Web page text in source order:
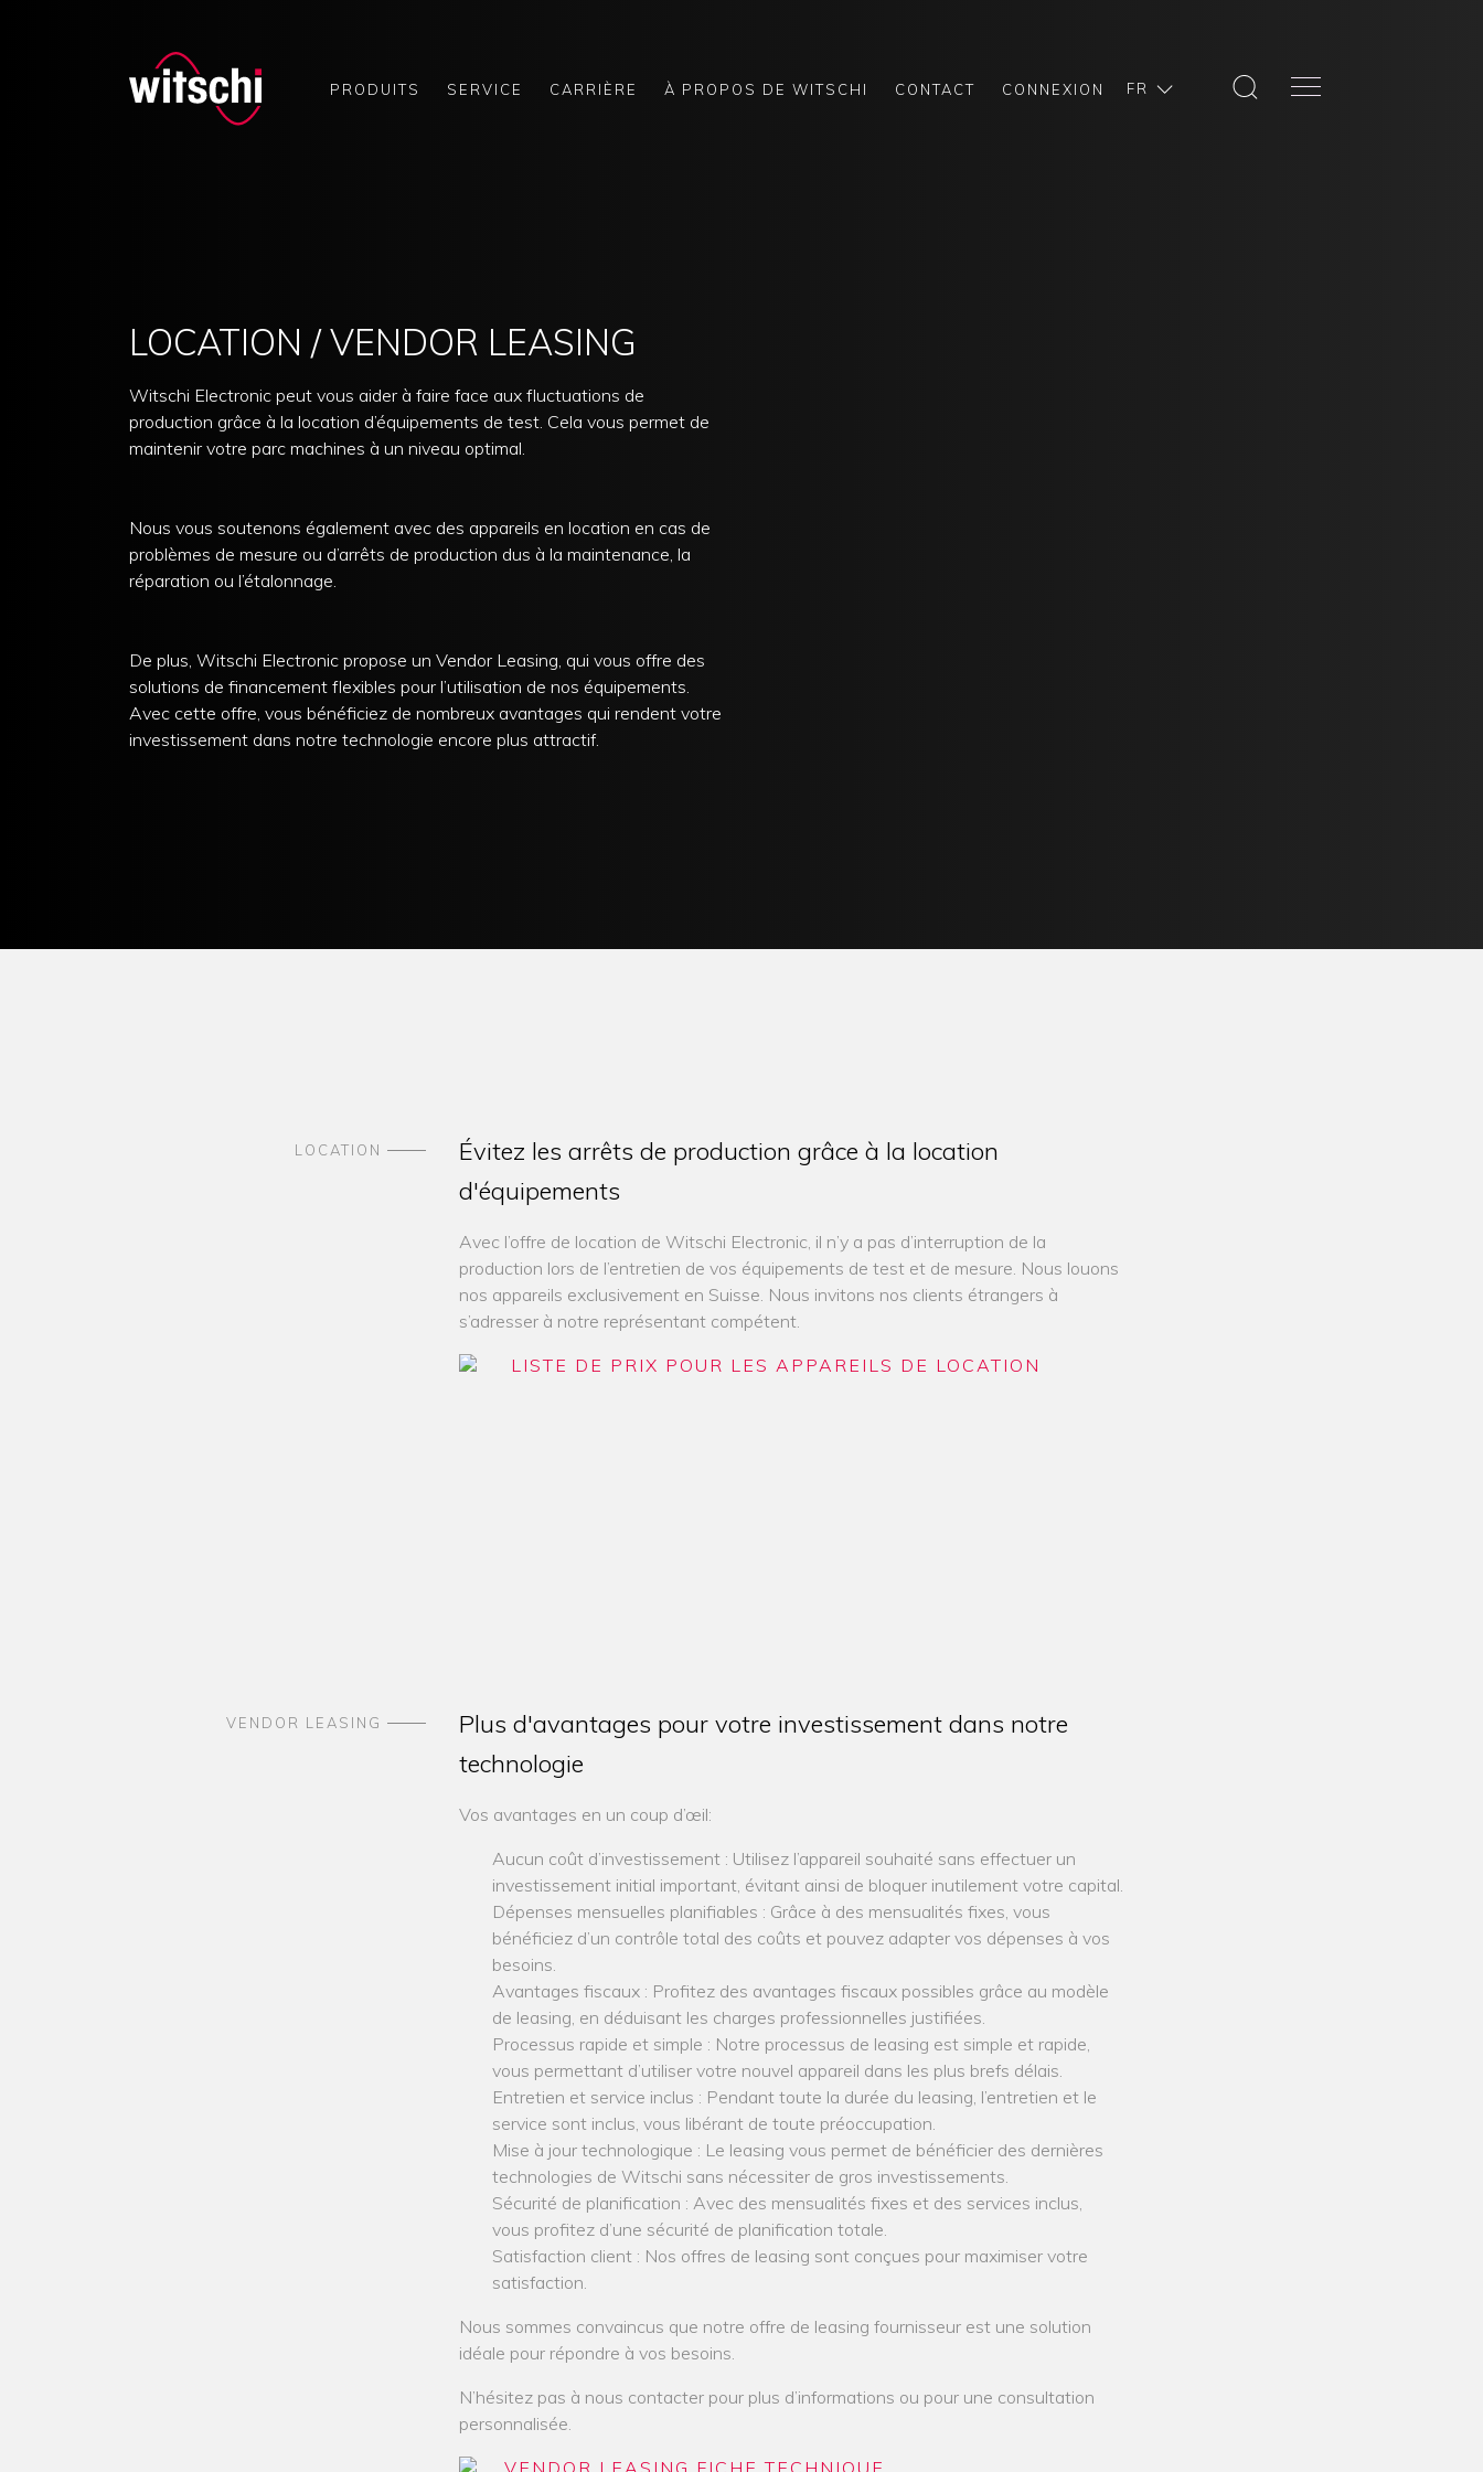
PRODUITS SERVICE CARRIÈRE À PROPOS DE WITSCHI CONTACT CONNEXION FR
LOCATION / VENDOR LEASING
Witschi Electronic peut vous aider à faire face aux fluctuations de
production grâce à la location d’équipements de test. Cela vous permet de
maintenir votre parc machines à un niveau optimal.
Nous vous soutenons également avec des appareils en location en cas de
problèmes de mesure ou d’arrêts de production dus à la maintenance, la
réparation ou l’étalonnage.
De plus, Witschi Electronic propose un Vendor Leasing, qui vous offre des
solutions de financement flexibles pour l’utilisation de nos équipements.
Avec cette offre, vous bénéficiez de nombreux avantages qui rendent votre
investissement dans notre technologie encore plus attractif.
LOCATION
Évitez les arrêts de production grâce à la location
d'équipements
Avec l’offre de location de Witschi Electronic, il n’y a pas d’interruption de la
production lors de l’entretien de vos équipements de test et de mesure. Nous louons
nos appareils exclusivement en Suisse. Nous invitons nos clients étrangers à
s’adresser à notre représentant compétent.
LISTE DE PRIX POUR LES APPAREILS DE LOCATION
VENDOR LEASING
Plus d'avantages pour votre investissement dans notre
technologie
Vos avantages en un coup d’œil:
Aucun coût d’investissement : Utilisez l’appareil souhaité sans effectuer un
investissement initial important, évitant ainsi de bloquer inutilement votre capital.
Dépenses mensuelles planifiables : Grâce à des mensualités fixes, vous
bénéficiez d’un contrôle total des coûts et pouvez adapter vos dépenses à vos
besoins.
Avantages fiscaux : Profitez des avantages fiscaux possibles grâce au modèle
de leasing, en déduisant les charges professionnelles justifiées.
Processus rapide et simple : Notre processus de leasing est simple et rapide,
vous permettant d’utiliser votre nouvel appareil dans les plus brefs délais.
Entretien et service inclus : Pendant toute la durée du leasing, l’entretien et le
service sont inclus, vous libérant de toute préoccupation.
Mise à jour technologique : Le leasing vous permet de bénéficier des dernières
technologies de Witschi sans nécessiter de gros investissements.
Sécurité de planification : Avec des mensualités fixes et des services inclus,
vous profitez d’une sécurité de planification totale.
Satisfaction client : Nos offres de leasing sont conçues pour maximiser votre
satisfaction.
Nous sommes convaincus que notre offre de leasing fournisseur est une solution
idéale pour répondre à vos besoins.
N’hésitez pas à nous contacter pour plus d’informations ou pour une consultation
personnalisée.
VENDOR LEASING FICHE TECHNIQUE